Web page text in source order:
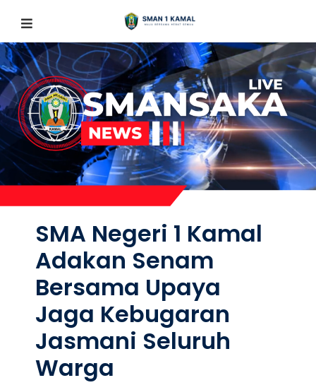
SMA Negeri 1 Kamal
Adakan Senam
Bersama Upaya
Jaga Kebugaran
Jasmani Seluruh
Warga